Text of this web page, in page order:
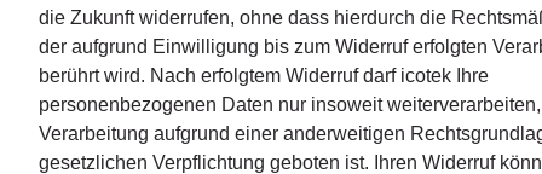
die Zukunft widerrufen, ohne dass hierdurch die
der aufgrund Einwilligung bis zum Widerruf erfolgten
berührt wird. Nach erfolgtem Widerruf darf icotek Ihre
personenbezogenen Daten nur insoweit
Verarbeitung aufgrund einer anderweitigen
gesetzlichen Verpflichtung geboten ist. Ihren Widerruf